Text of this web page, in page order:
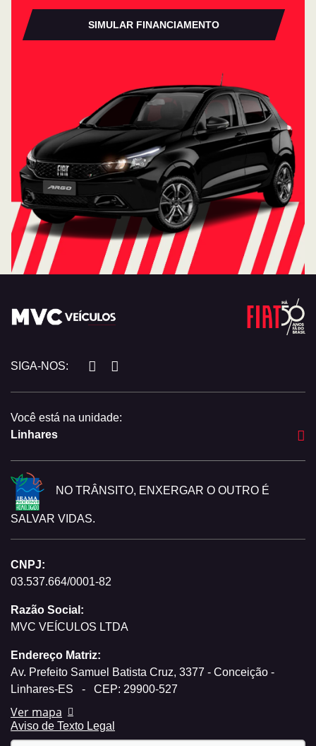
SIMULAR FINANCIAMENTO
SIGA-NOS:
Você está na unidade:
Linhares
NO TRÂNSITO, ENXERGAR O OUTRO É
SALVAR VIDAS.
CNPJ:
03.537.664/0001-82
Razão Social:
MVC VEÍCULOS LTDA
Endereço Matriz:
Av. Prefeito Samuel Batista Cruz, 3377 - Conceição -
Linhares-ES
- CEP: 29900-527
Ver mapa
Aviso de Texto Legal